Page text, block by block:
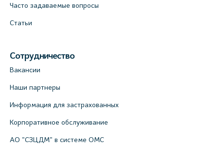
Часто задаваемые вопросы
Статьи
Сотрудничество
Вакансии
Наши партнеры
Информация для застрахованных
Корпоративное обслуживание
АО "СЗЦДМ" в системе ОМС